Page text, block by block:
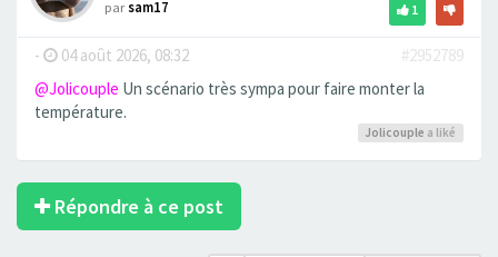
parsam17 1
- 04 août 2026, 08:32
#2952789
@Jolicouple Un scénario très sympa pour faire monter la
température.
Jolicouple a liké
Répondre à ce post